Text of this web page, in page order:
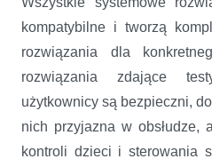
kompatybilne i tworzą
rozwiązania dla
rozwiązania zdające
użytkownicy są bezpieczni,
nich przyjazna w obsłudze,
kontroli dzieci i sterowania